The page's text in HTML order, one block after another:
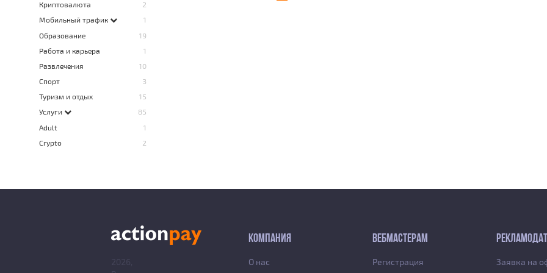
Криптовалюта
2
Мобильный трафик
1
Образование
19
Работа и карьера
1
Развлечения
10
Спорт
3
Туризм и отдых
15
Услуги
85
Adult
1
Crypto
2
КОМПАНИЯ
О нас
ВЕБМАСТЕРАМ
Регистрация
Заявка на
2026,